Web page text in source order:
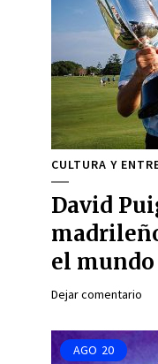
CULTURA Y
David
el
Dejar comentario
AGO 20